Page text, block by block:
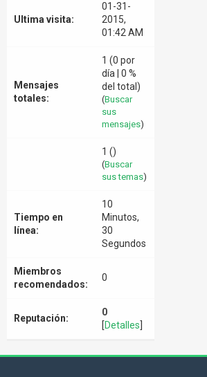
Ultima visita:
01-31-
2015,
01:42 AM
Mensajes
totales:
1 (0 por
día | 0 %
del total)
(Buscar
sus
mensajes)
1 ()
(Buscar
sus temas)
Tiempo en
línea:
10
Minutos,
30
Segundos
Miembros
recomendados:
0
Reputación:
0
[Detalles